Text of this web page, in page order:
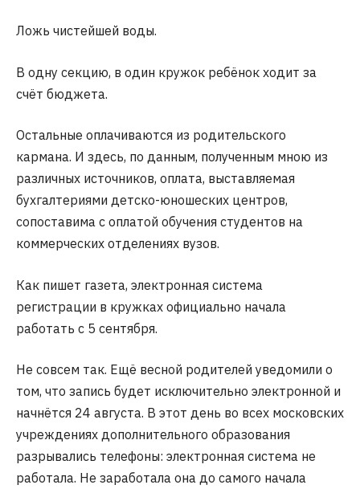
Ложь чистейшей воды.
В одну секцию, в один кружок ребёнок ходит за
счёт бюджета.
Остальные оплачиваются из родительского
кармана. И здесь, по данным, полученным мною из
различных источников, оплата, выставляемая
бухгалтериями детско-юношеских центров,
сопоставима с оплатой обучения студентов на
коммерческих отделениях вузов.
Как пишет газета, электронная система
регистрации в кружках официально начала
работать с 5 сентября.
Не совсем так. Ещё весной родителей уведомили о
том, что запись будет исключительно электронной и
начнётся 24 августа. В этот день во всех московских
учреждениях дополнительного образования
разрывались телефоны: электронная система не
работала. Не заработала она до самого начала